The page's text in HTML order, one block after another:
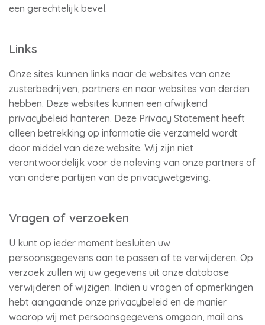
een gerechtelijk bevel.
Links
Onze sites kunnen links naar de websites van onze
zusterbedrijven, partners en naar websites van derden
hebben. Deze websites kunnen een afwijkend
privacybeleid hanteren. Deze Privacy Statement heeft
alleen betrekking op informatie die verzameld wordt
door middel van deze website. Wij zijn niet
verantwoordelijk voor de naleving van onze partners of
van andere partijen van de privacywetgeving.
Vragen of verzoeken
U kunt op ieder moment besluiten uw
persoonsgegevens aan te passen of te verwijderen. Op
verzoek zullen wij uw gegevens uit onze database
verwijderen of wijzigen. Indien u vragen of opmerkingen
hebt aangaande onze privacybeleid en de manier
waarop wij met persoonsgegevens omgaan, mail ons